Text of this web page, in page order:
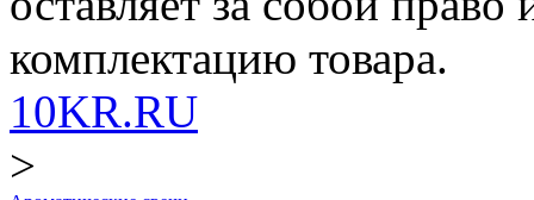
комплектацию товара.
10KR.RU
>